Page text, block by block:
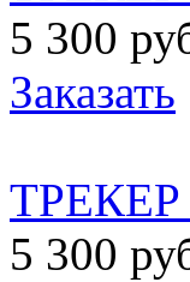
5 300
Заказать
ТРЕКЕР
5 300